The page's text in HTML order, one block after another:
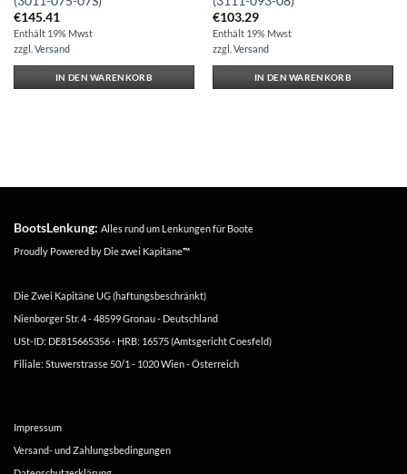
€145.41
Enthält 19% Mwst
zzgl. Versand
IN DEN WARENKORB
€103.29
Enthält 19% Mwst
zzgl. Versand
IN DEN WARENKORB
BootsLenkung: Alles rund um Lenkungen für Boote
Proudly Powered by Die zwei Kapitäne™
Die Zwei Kapitäne UG (haftungsbeschränkt)
Nienborger Str. 4 - 48599 Gronau - Deutschland
USt-ID: DE815665356 - HRB: 16575 (Amtsgericht Coesfeld)
Filiale: Stuwerstrasse 50/1 - 1020 Wien - Österreich
Impressum
Versand- und Zahlungsbedingungen